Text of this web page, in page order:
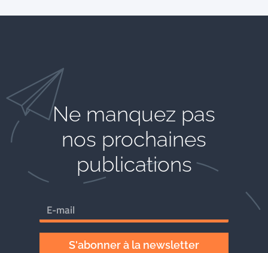
Ne manquez pas
nos prochaines
publications
S'abonner à la newsletter